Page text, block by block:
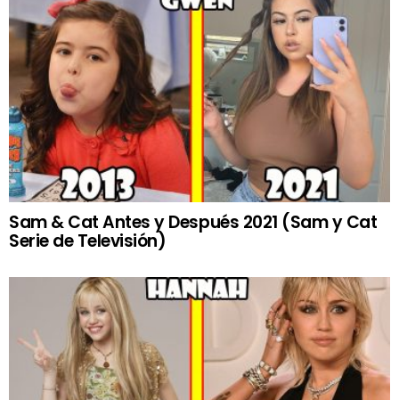
Sam & Cat Antes y Después 2021 (Sam y Cat
Serie de Televisión)